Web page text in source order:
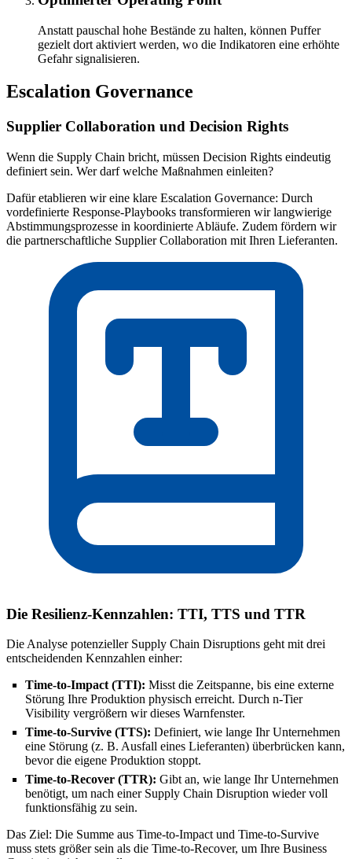
Anstatt pauschal hohe Bestände zu halten, können Puffer
gezielt dort aktiviert werden, wo die Indikatoren eine erhöhte
Gefahr signalisieren.
Escalation Governance
Supplier Collaboration und Decision Rights
Wenn die Supply Chain bricht, müssen Decision Rights eindeutig
definiert sein. Wer darf welche Maßnahmen einleiten?
Dafür etablieren wir eine klare Escalation Governance: Durch
vordefinierte Response-Playbooks transformieren wir langwierige
Abstimmungsprozesse in koordinierte Abläufe. Zudem fördern wir
die partnerschaftliche Supplier Collaboration mit Ihren Lieferanten.
Die Resilienz-Kennzahlen: TTI, TTS und TTR
Die Analyse potenzieller Supply Chain Disruptions geht mit drei
entscheidenden Kennzahlen einher:
Time-to-Impact (TTI): Misst die Zeitspanne, bis eine externe
Störung Ihre Produktion physisch erreicht. Durch n-Tier
Visibility vergrößern wir dieses Warnfenster.
Time-to-Survive (TTS): Definiert, wie lange Ihr Unternehmen
eine Störung (z. B. Ausfall eines Lieferanten) überbrücken kann,
bevor die eigene Produktion stoppt.
Time-to-Recover (TTR): Gibt an, wie lange Ihr Unternehmen
benötigt, um nach einer Supply Chain Disruption wieder voll
funktionsfähig zu sein.
Das Ziel: Die Summe aus Time-to-Impact und Time-to-Survive
muss stets größer sein als die Time-to-Recover, um Ihre Business